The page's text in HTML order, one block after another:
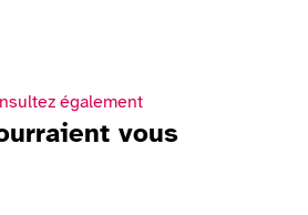
également
vous